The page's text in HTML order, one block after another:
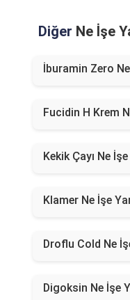
Diğer Ne İşe
İburamin Zero
Fucidin H Krem
Kekik Çayı Ne
Klamer Ne İşe
Droflu Cold Ne
Digoksin Ne İşe